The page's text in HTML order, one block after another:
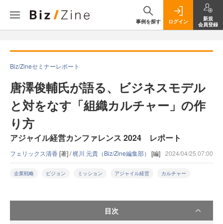
事例を探す ログイン
新規
会員登録
Biz/Zineセミナーレポート
唐澤俊輔氏が語る、ビジネスモデル
と対をなす「組織カルチャー」の作
り方
アジャイル経営カンファレンス 2024 レポート
フェリックス清香[著] /梶川 元貴（Biz/Zine編集部） [編] 2024/04/25 07:00
企業戦略 ビジョン ミッション アジャイル経営 カルチャー
目次